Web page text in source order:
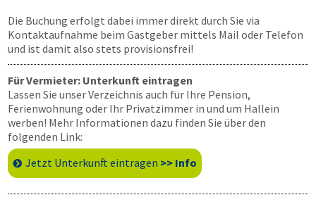
Die Buchung erfolgt dabei immer direkt durch Sie via
Kontaktaufnahme beim Gastgeber mittels Mail oder Telefon
und ist damit also stets provisionsfrei!
Für Vermieter: Unterkunft eintragen
Lassen Sie unser Verzeichnis auch für Ihre Pension,
Ferienwohnung oder Ihr Privatzimmer in und um Hallein
werben! Mehr Informationen dazu finden Sie über den
folgenden Link:
Jetzt Unterkunft eintragen >> Info